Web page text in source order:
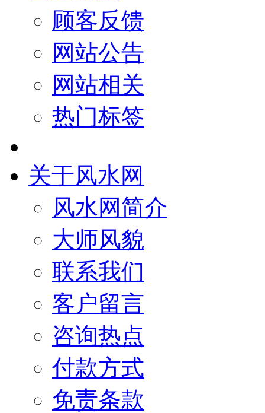
顾客反馈
网站公告
网站相关
热门标签
关于风水网
风水网简介
大师风貌
联系我们
客户留言
咨询热点
付款方式
免责条款